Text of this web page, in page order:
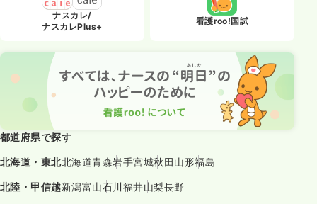
ナスカレ/
ナスカレPlus+
看護roo!国試
都道府県で探す
北海道・東北北海道青森岩手宮城秋田山形福島
北陸・甲信越新潟富山石川福井山梨長野